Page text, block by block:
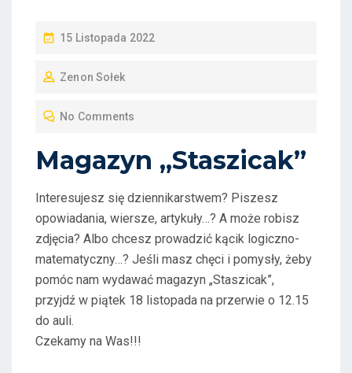
P
S
O
15 Listopada 2022
Zenon Sołek
No Comments
Magazyn „Staszicak”
Interesujesz się dziennikarstwem? Piszesz
opowiadania, wiersze, artykuły…? A może robisz
zdjęcia? Albo chcesz prowadzić kącik logiczno-
matematyczny…? Jeśli masz chęci i pomysły, żeby
pomóc nam wydawać magazyn „Staszicak”,
przyjdź w piątek 18 listopada na przerwie o 12.15
do auli.
Czekamy na Was!!!